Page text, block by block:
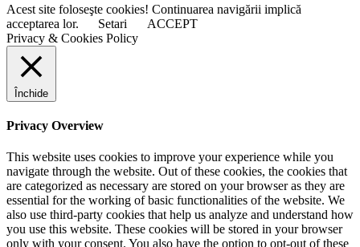
Acest site foloseşte cookies! Continuarea navigării implică
acceptarea lor.
Setari
ACCEPT
Privacy & Cookies Policy
Închide
Privacy Overview
This website uses cookies to improve your experience while you
navigate through the website. Out of these cookies, the cookies that
are categorized as necessary are stored on your browser as they are
essential for the working of basic functionalities of the website. We
also use third-party cookies that help us analyze and understand how
you use this website. These cookies will be stored in your browser
only with your consent. You also have the option to opt-out of these